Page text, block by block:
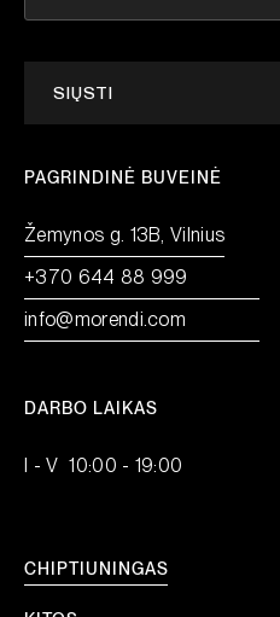
PAGRINDINĖ BUVEINĖ
Žemynos g. 13B, Vilnius
+370 644 88 999
info@morendi.com
DARBO LAIKAS
I - V 10:00 - 19:00
CHIPTIUNINGAS
SIŲSTI